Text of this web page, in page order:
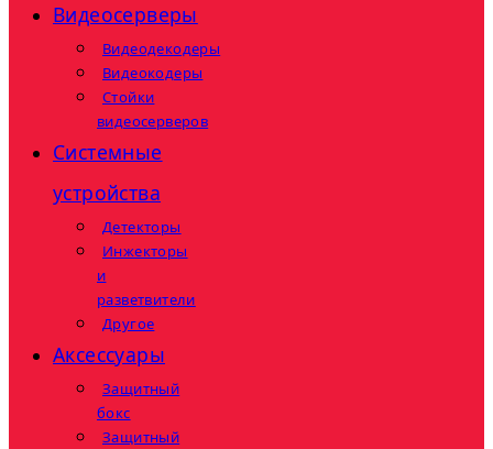
Видеосерверы
Видеодекодеры
Видеокодеры
Стойки
видеосерверов
Системные
устройства
Детекторы
Инжекторы
и
разветвители
Другое
Аксессуары
Защитный
бокс
Защитный